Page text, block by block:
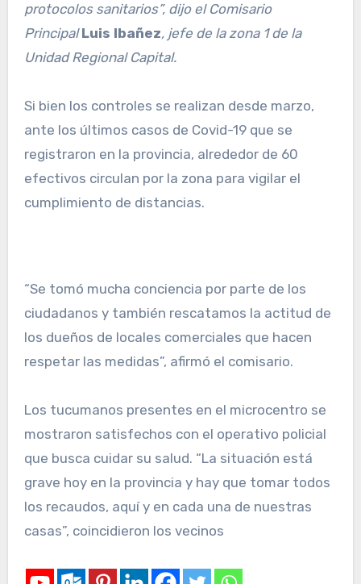
protocolos sanitarios”, dijo el Comisario
PrincipalLuis Ibañez, jefe de la zona 1 de la
Unidad Regional Capital.
Si bien los controles se realizan desde marzo,
ante los últimos casos de Covid-19 que se
registraron en la provincia, alrededor de 60
efectivos circulan por la zona para vigilar el
cumplimiento de distancias.
“Se tomó mucha conciencia por parte de los
ciudadanos y también rescatamos la actitud de
los dueños de locales comerciales que hacen
respetar las medidas”, afirmó el comisario.
Los tucumanos presentes en el microcentro se
mostraron satisfechos con el operativo policial
que busca cuidar su salud. “La situación está
grave hoy en la provincia y hay que tomar todos
los recaudos, aquí y en cada una de nuestras
casas”, coincidieron los vecinos